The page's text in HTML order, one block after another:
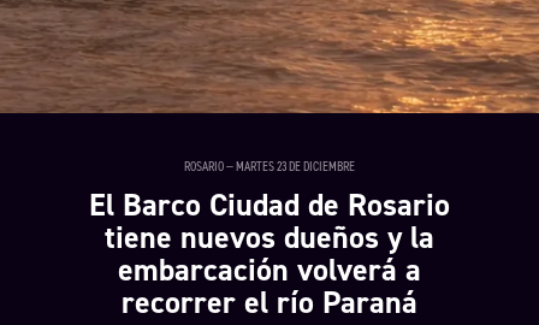
ROSARIO — MARTES 23 DE DICIEMBRE
El Barco Ciudad de Rosario
tiene nuevos dueños y la
embarcación volverá a
recorrer el río Paraná